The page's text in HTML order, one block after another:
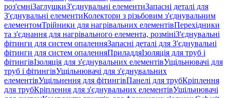
роз'ємніЗаглушкиЗ'єднувальні елементиЗапасні деталі для
З'єднувальні елементиКолектори з різьбовим з'єднувальним
елементомТрійники для нагрівальних елементівПерехідники
та з'єднання для нагрівального елемента, розмініЗ'єднувальні
фітинги для систем опаленняЗапасні деталі для З'єднувальні
фітинги для систем опаленняПриладдяІзоляція для труб і
фітингівІзоляція для з'єднувальних елементівУщільнювачі для
труб і фітингівУщільнювачі для з'єднувальних
елементівУщільнення для фітингівПанелі для трубКріплення
для трубКріплення для з'єднувальних елементівУщільнювачі